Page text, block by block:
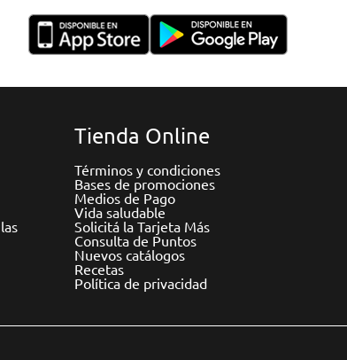
Tienda Online
Términos y condiciones
Bases de promociones
Medios de Pago
Vida saludable
Solicitá la Tarjeta Más
Consulta de Puntos
Nuevos catálogos
Recetas
Política de privacidad